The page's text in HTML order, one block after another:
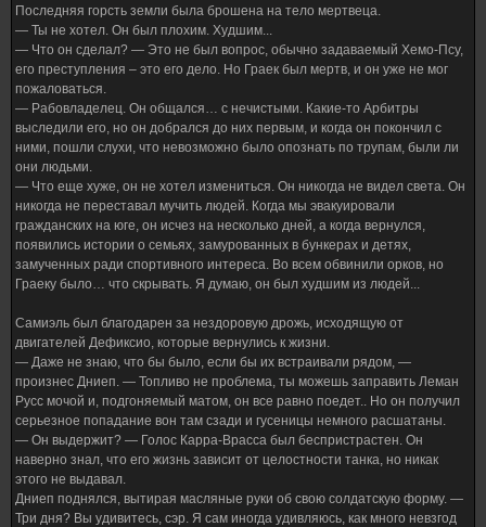
Последняя горсть земли была брошена на тело мертвеца.
— Ты не хотел. Он был плохим. Худшим...
— Что он сделал? — Это не был вопрос, обычно задаваемый Хемо-Псу,
его преступления – это его дело. Но Граек был мертв, и он уже не мог
пожаловаться.
— Рабовладелец. Он общался… с нечистыми. Какие-то Арбитры
выследили его, но он добрался до них первым, и когда он покончил с
ними, пошли слухи, что невозможно было опознать по трупам, были ли
они людьми.
— Что еще хуже, он не хотел измениться. Он никогда не видел света. Он
никогда не переставал мучить людей. Когда мы эвакуировали
гражданских на юге, он исчез на несколько дней, а когда вернулся,
появились истории о семьях, замурованных в бункерах и детях,
замученных ради спортивного интереса. Во всем обвинили орков, но
Граеку было… что скрывать. Я думаю, он был худшим из людей...
Самиэль был благодарен за нездоровую дрожь, исходящую от
двигателей Дефиксио, которые вернулись к жизни.
— Даже не знаю, что бы было, если бы их встраивали рядом, —
произнес Дниеп. — Топливо не проблема, ты можешь заправить Леман
Русс мочой и, подгоняемый матом, он все равно поедет.. Но он получил
серьезное попадание вон там сзади и гусеницы немного расшатаны.
— Он выдержит? — Голос Карра-Врасса был беспристрастен. Он
наверно знал, что его жизнь зависит от целостности танка, но никак
этого не выдавал.
Дниеп поднялся, вытирая масляные руки об свою солдатскую форму. —
Три дня? Вы удивитесь, сэр. Я сам иногда удивляюсь, как много невзгод